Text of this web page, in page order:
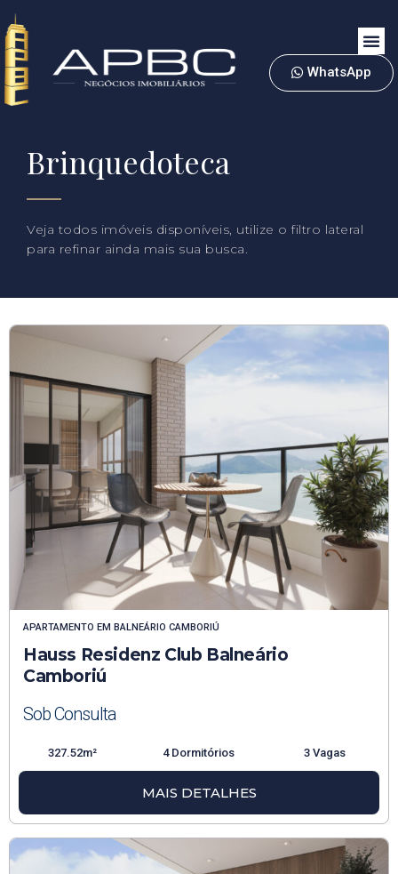
WhatsApp
Brinquedoteca
Veja todos imóveis disponíveis, utilize o filtro lateral
para refinar ainda mais sua busca.
APARTAMENTO EM BALNEÁRIO CAMBORIÚ
Hauss Residenz Club Balneário
Camboriú
Sob Consulta
327.52m² 4 Dormitórios 3 Vagas
MAIS DETALHES